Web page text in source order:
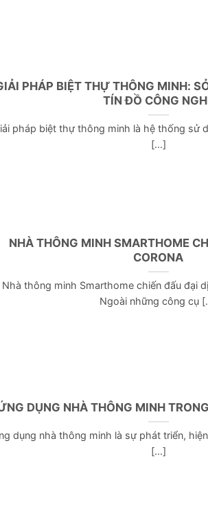
PHÁP BIỆT THỰ THÔNG MINH:
TÍN ĐỒ CÔNG
pháp biệt thự thông minh là hệ thống sử
[...]
NHÀ THÔNG MINH SMARTHOME
CORONA
Nhà thông minh Smarthome chiến đấu đại
Ngoài những công cụ
DỤNG NHÀ THÔNG MINH
dụng nhà thông minh là sự phát triển,
[...]